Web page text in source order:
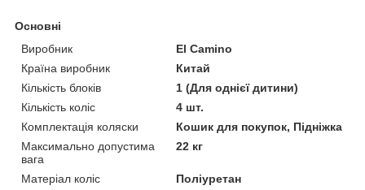
Основні
Виробник
El Camino
Країна виробник
Китай
Кількість блоків
1 (Для однієї дитини)
Кількість коліс
4 шт.
Комплектація коляски
Кошик для покупок, Підніжка
Максимально допустима
вага
22 кг
Матеріал коліс
Поліуретан